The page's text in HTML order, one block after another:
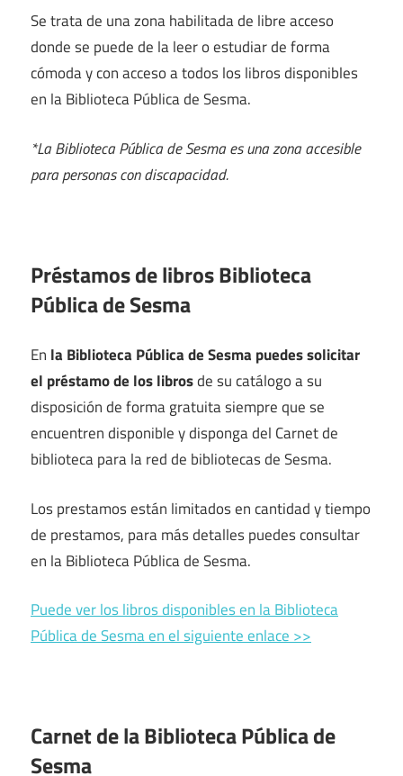
Se trata de una zona habilitada de libre acceso
donde se puede de la leer o estudiar de forma
cómoda y con acceso a todos los libros disponibles
en la Biblioteca Pública de Sesma.
*La Biblioteca Pública de Sesma es una zona accesible
para personas con discapacidad.
Préstamos de libros Biblioteca
Pública de Sesma
En la Biblioteca Pública de Sesma puedes solicitar
el préstamo de los librosde su catálogo a su
disposición de forma gratuita siempre que se
encuentren disponible y disponga del Carnet de
biblioteca para la red de bibliotecas de Sesma.
Los prestamos están limitados en cantidad y tiempo
de prestamos, para más detalles puedes consultar
en la Biblioteca Pública de Sesma.
Puede ver los libros disponibles en la Biblioteca
Pública de Sesma en el siguiente enlace >>
Carnet de la Biblioteca Pública de
Sesma